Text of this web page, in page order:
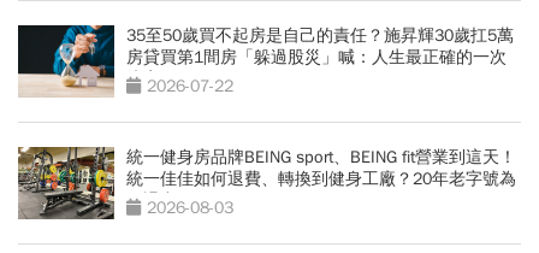
35至50歲買不起房是自己的責任？施昇輝30歲扛5萬
房貸買第1間房「躲過股災」喊：人生最正確的一次
決定2026-07-22
統一健身房品牌BEING sport、BEING fit營業到這天！
統一佳佳如何退費、轉換到健身工廠？20年老字號為
何退出
2026-08-03